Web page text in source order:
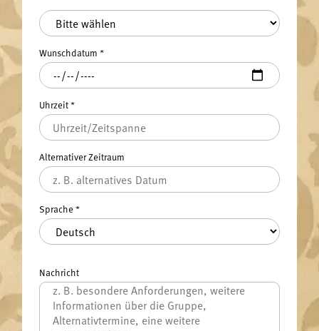
Meine Gruppe*
Wunschdatum *
Uhrzeit*
Alternativer Zeitraum
Sprache*
Nachricht